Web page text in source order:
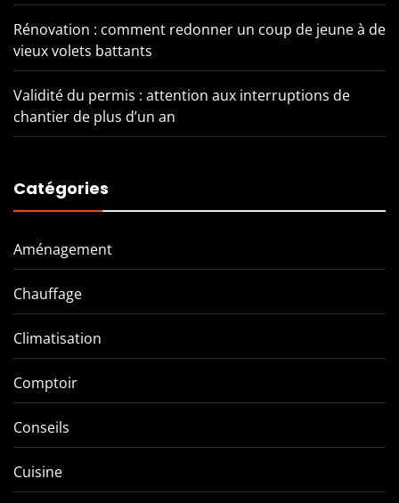
Rénovation : comment redonner un coup de jeune à de
vieux volets battants
Validité du permis : attention aux interruptions de
chantier de plus d’un an
Catégories
Aménagement
Chauffage
Climatisation
Comptoir
Conseils
Cuisine